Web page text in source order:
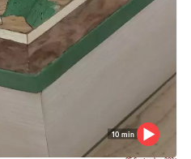
10 min